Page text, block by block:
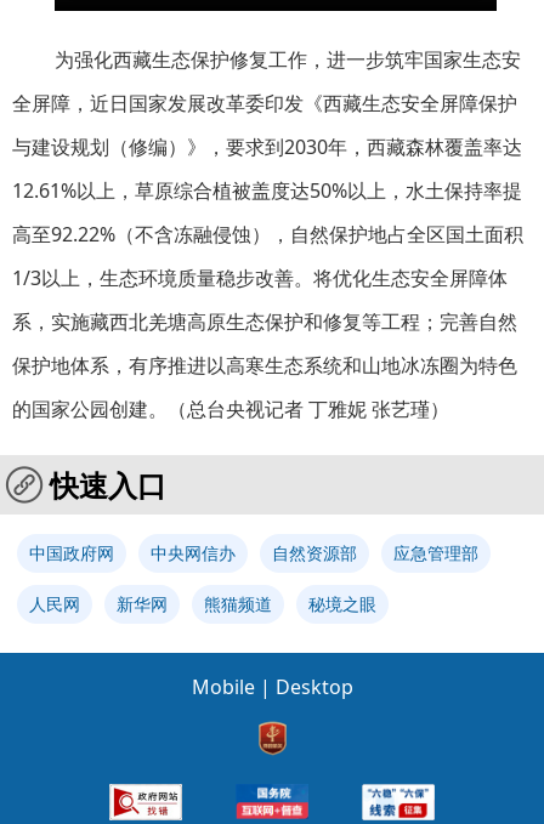
为强化西藏生态保护修复工作，进一步筑牢国家生态安
全屏障，近日国家发展改革委印发《西藏生态安全屏障保护
与建设规划（修编）》，要求到2030年，西藏森林覆盖率达
12.61%以上，草原综合植被盖度达50%以上，水土保持率提
高至92.22%（不含冻融侵蚀），自然保护地占全区国土面积
1/3以上，生态环境质量稳步改善。将优化生态安全屏障体
系，实施藏西北羌塘高原生态保护和修复等工程；完善自然
保护地体系，有序推进以高寒生态系统和山地冰冻圈为特色
的国家公园创建。
（总台央视记者 丁雅妮 张艺瑾）
快速入口
中国政府网 中央网信办 自然资源部 应急管理部
人民网 新华网 熊猫频道 秘境之眼
Mobile | Desktop